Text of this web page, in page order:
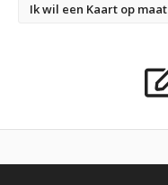
Ik wil een Kaart op maat